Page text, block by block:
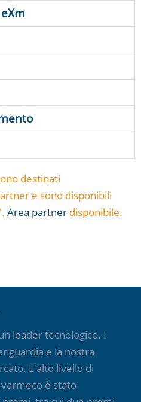
destinati
e sono disponibili
Area partner disponibile.
leader tecnologico. I
e la nostra
L'alto livello di
è stato